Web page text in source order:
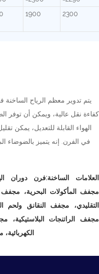
1900 2300
يتم تدوير معظم الرياح الساخنة
كفاءة نقل عالية، ويمكن أن توفر
الهواء القابلة للتعديل، يمكن
في الفرن. إنه يتميز بالضوضاء
العلامات الساخنة:فرن دوران
مجفف المأكولات البحرية،
التقليدي، مجفف النقانق ولحم
مجفف الراتنجات البلاستيكية،